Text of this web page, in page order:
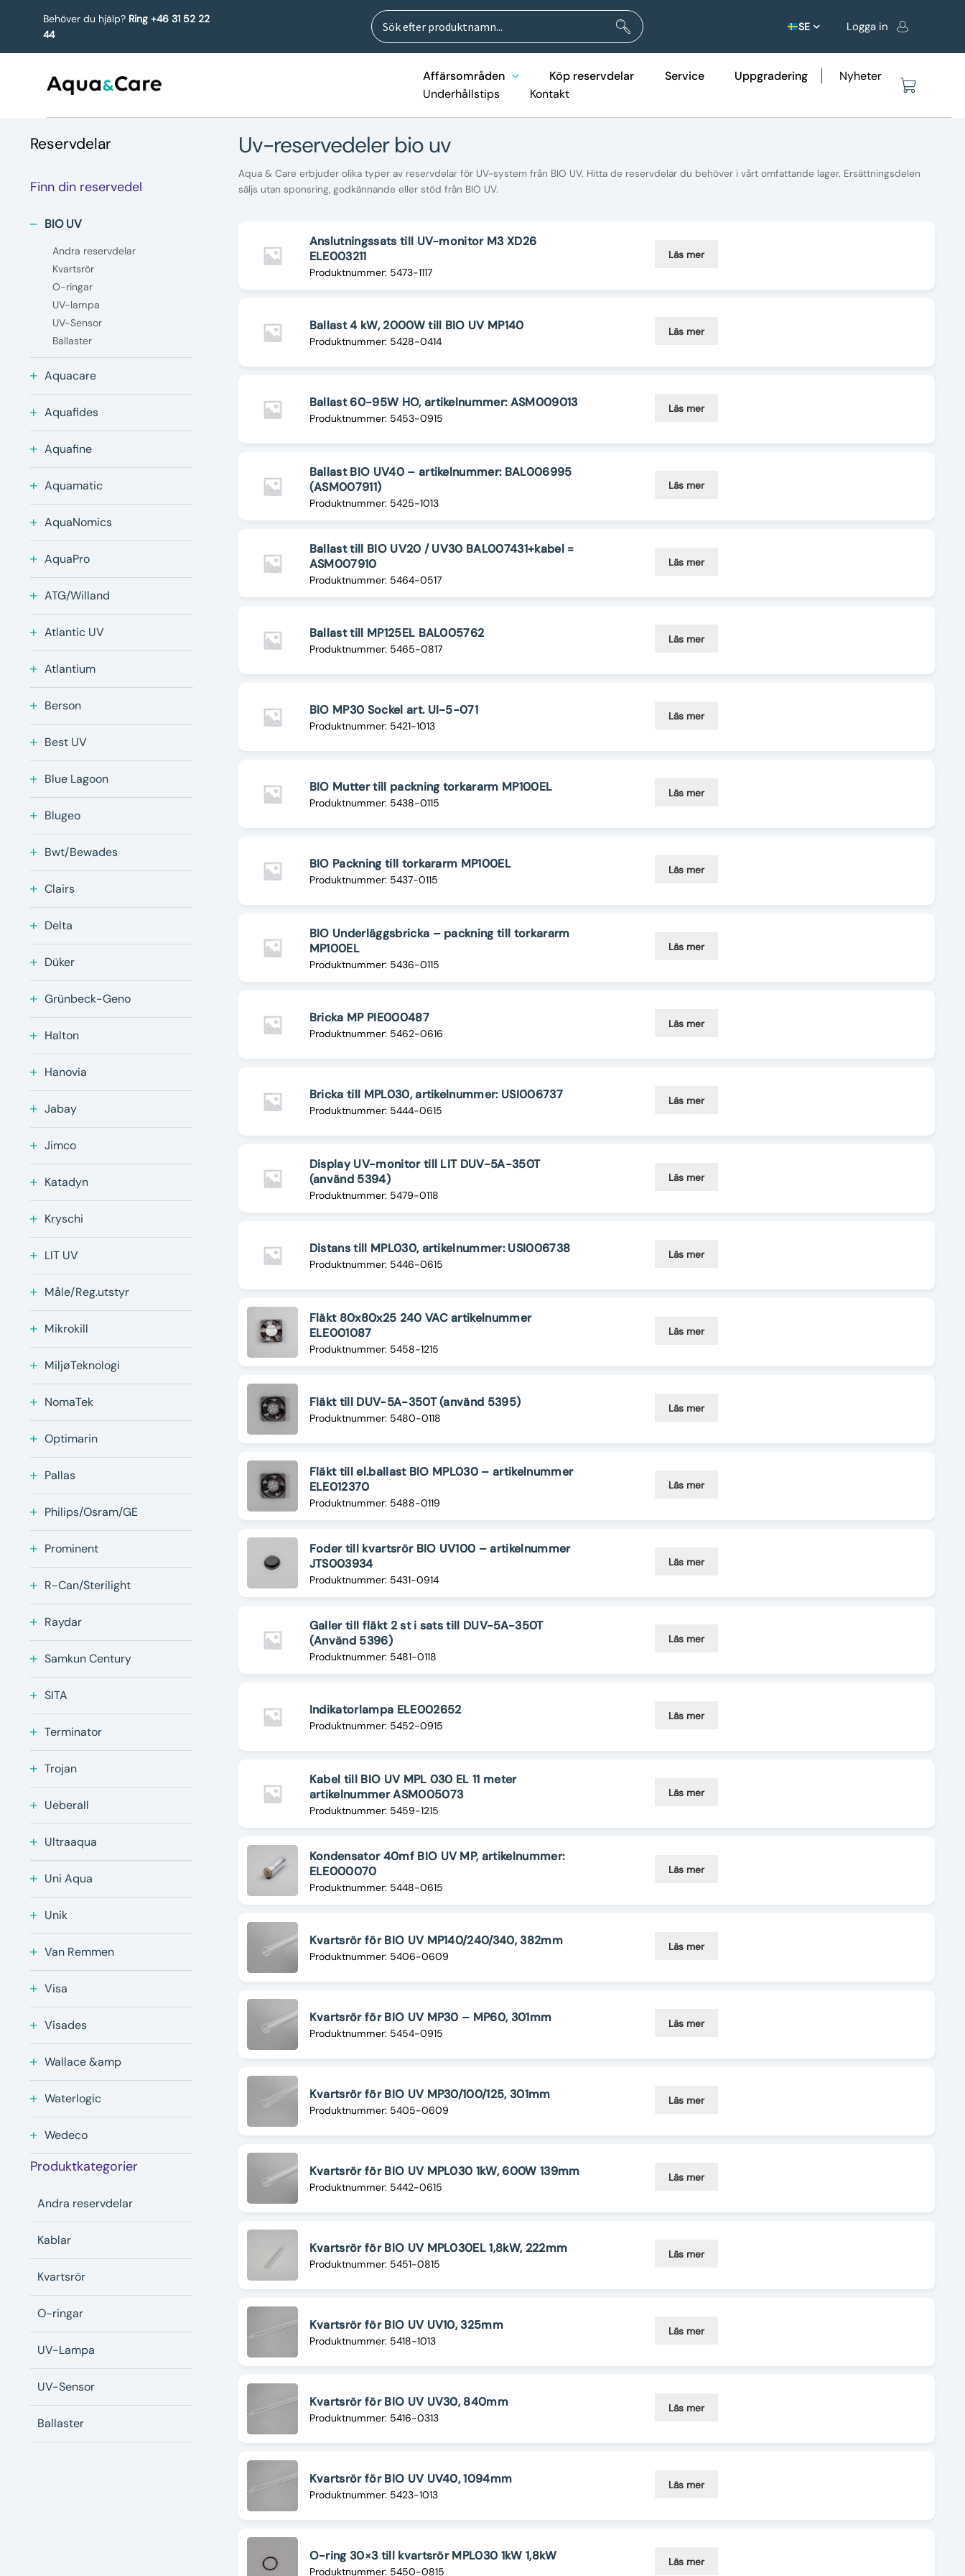
Behöver du hjälp? Ring +46 31 52 22
44
Sök
efter:
Sök
SE Logga in
Affärsområden Köp reservdelar Service Uppgradering
Nyheter
Underhållstips
Kontakt
uv-reservedeler bio uv
Aqua & Care erbjuder olika typer av reservdelar för UV-system från BIO UV. Hitta de reservdelar du behöver i vårt omfattande lager. Ersättningsdelen
säljs utan sponsring, godkännande eller stöd från BIO UV.
Anslutningssats till UV-monitor M3 XD26
ELE003211
Produktnummer: 5473-1117
Läs mer
Ballast 4 kW, 2000W till BIO UV MP140
Produktnummer: 5428-0414
Läs mer
Ballast 60-95W HO, artikelnummer: ASM009013
Produktnummer: 5453-0915
Läs mer
Ballast BIO UV40 – artikelnummer: BAL006995
(ASM007911)
Produktnummer: 5425-1013
Läs mer
Ballast till BIO UV20 / UV30 BAL007431+kabel =
ASM007910
Produktnummer: 5464-0517
Läs mer
Ballast till MP125EL BAL005762
Produktnummer: 5465-0817
Läs mer
BIO MP30 Sockel art. UI-5-071
Produktnummer: 5421-1013
Läs mer
BIO Mutter till packning torkararm MP100EL
Produktnummer: 5438-0115
Läs mer
BIO Packning till torkararm MP100EL
Produktnummer: 5437-0115
Läs mer
BIO Underläggsbricka – packning till torkararm
MP100EL
Produktnummer: 5436-0115
Läs mer
Bricka MP PIE000487
Produktnummer: 5462-0616
Läs mer
Bricka till MPL030, artikelnummer: USI006737
Produktnummer: 5444-0615
Läs mer
Display UV-monitor till LIT DUV-5A-350T
(använd 5394)
Produktnummer: 5479-0118
Läs mer
Distans till MPL030, artikelnummer: USI006738
Produktnummer: 5446-0615
Läs mer
Fläkt 80x80x25 240 VAC artikelnummer
ELE001087
Produktnummer: 5458-1215
Läs mer
Fläkt till DUV-5A-350T (använd 5395)
Produktnummer: 5480-0118
Läs mer
Fläkt till el.ballast BIO MPL030 – artikelnummer
ELE012370
Produktnummer: 5488-0119
Läs mer
Foder till kvartsrör BIO UV100 – artikelnummer
JTS003934
Produktnummer: 5431-0914
Läs mer
Galler till fläkt 2 st i sats till DUV-5A-350T
(Använd 5396)
Produktnummer: 5481-0118
Läs mer
Indikatorlampa ELE002652
Produktnummer: 5452-0915
Läs mer
Kabel till BIO UV MPL 030 EL 11 meter
artikelnummer ASM005073
Produktnummer: 5459-1215
Läs mer
Kondensator 40mf BIO UV MP, artikelnummer:
ELE000070
Produktnummer: 5448-0615
Läs mer
Kvartsrör för BIO UV MP140/240/340, 382mm
Produktnummer: 5406-0609
Läs mer
Kvartsrör för BIO UV MP30 – MP60, 301mm
Produktnummer: 5454-0915
Läs mer
Kvartsrör för BIO UV MP30/100/125, 301mm
Produktnummer: 5405-0609
Läs mer
Kvartsrör för BIO UV MPL030 1kW, 600W 139mm
Produktnummer: 5442-0615
Läs mer
Kvartsrör för BIO UV MPL030EL 1,8kW, 222mm
Produktnummer: 5451-0815
Läs mer
Kvartsrör för BIO UV UV10, 325mm
Produktnummer: 5418-1013
Läs mer
Kvartsrör för BIO UV UV30, 840mm
Produktnummer: 5416-0313
Läs mer
Kvartsrör för BIO UV UV40, 1094mm
Produktnummer: 5423-1013
Läs mer
O-ring 30×3 till kvartsrör MPL030 1kW 1,8kW
Produktnummer: 5450-0815
Läs mer
Produktkategorier
Andra reservdelar
Kablar
Kvartsrör
O-ringar
UV-Lampa
UV-Sensor
Ballaster
Finn din reservedel
Aquacare
Aquafides
Aquafine
Aquamatic
AquaNomics
AquaPro
ATG/Willand
Atlantic UV
Atlantium
Berson
Best UV
BIO UV
Andra reservdelar
Kvartsrör
O-ringar
UV-lampa
UV-Sensor
Ballaster
Blue Lagoon
Blugeo
Bwt/Bewades
Clairs
Delta
Düker
Grünbeck-Geno
Halton
Hanovia
Jabay
Jimco
Katadyn
Kryschi
LIT UV
Måle/Reg.utstyr
Mikrokill
MiljøTeknologi
NomaTek
Optimarin
Pallas
Philips/Osram/GE
Prominent
R-Can/Sterilight
Raydar
Samkun Century
SITA
Terminator
Trojan
Ueberall
Ultraaqua
Uni Aqua
Unik
Van Remmen
Visa
Visades
Wallace &amp
Waterlogic
Wedeco
Reservdelar